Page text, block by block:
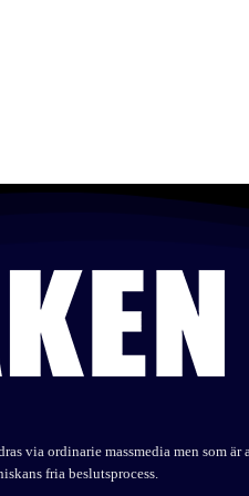
via ordinarie massmedia men som
fria beslutsprocess.